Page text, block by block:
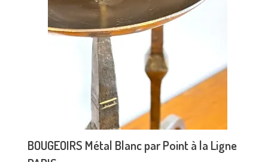
BOUGEOIRS Métal Blanc par Point à la Ligne